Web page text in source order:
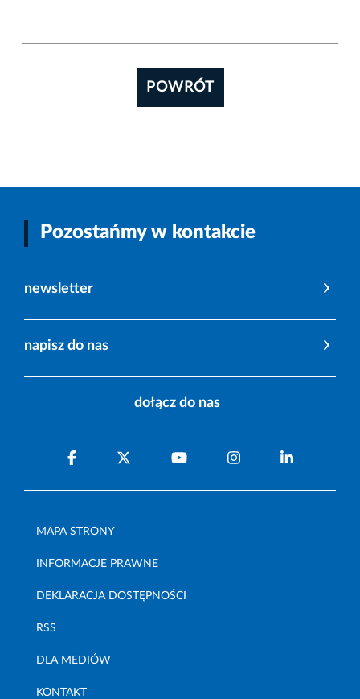
POWRÓT
Pozostańmy w kontakcie
newsletter
napisz do nas
dołącz do nas
MAPA STRONY
INFORMACJE PRAWNE
DEKLARACJA DOSTĘPNOŚCI
RSS
DLA MEDIÓW
KONTAKT